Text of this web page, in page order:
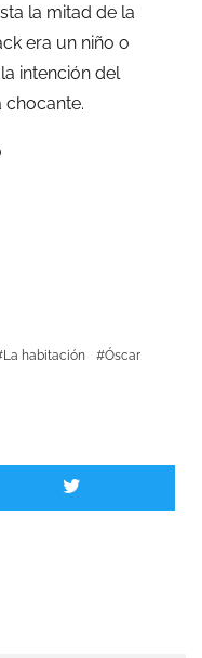
la mitad de la
era un niño o
intención del
chocante.
La habitación
Óscar